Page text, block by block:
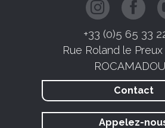
+33 (0)5 65 33
Rue Roland le
Contact
Appelez-